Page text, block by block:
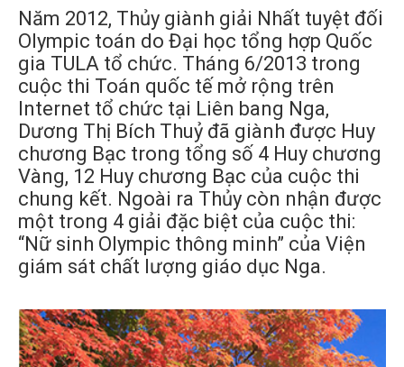
Năm 2012, Thủy giành giải Nhất tuyệt đối
Olympic toán do Đại học tổng hợp Quốc
gia TULA tổ chức. Tháng 6/2013 trong
cuộc thi Toán quốc tế mở rộng trên
Internet tổ chức tại Liên bang Nga,
Dương Thị Bích Thuỷ đã giành được Huy
chương Bạc trong tổng số 4 Huy chương
Vàng, 12 Huy chương Bạc của cuộc thi
chung kết. Ngoài ra Thủy còn nhận được
một trong 4 giải đặc biệt của cuộc thi:
“Nữ sinh Olympic thông minh” của Viện
giám sát chất lượng giáo dục Nga.